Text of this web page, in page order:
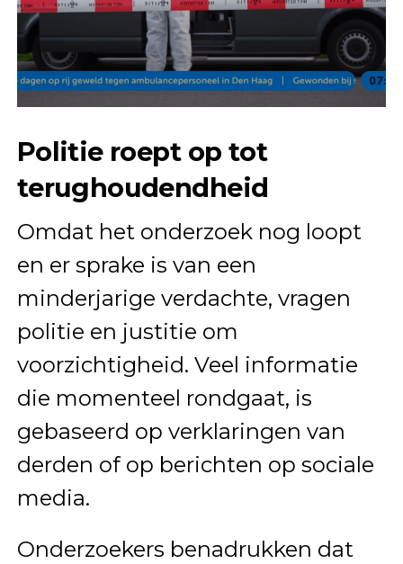
Politie roept op tot
terughoudendheid
Omdat het onderzoek nog loopt
en er sprake is van een
minderjarige verdachte, vragen
politie en justitie om
voorzichtigheid. Veel informatie
die momenteel rondgaat, is
gebaseerd op verklaringen van
derden of op berichten op sociale
media.
Onderzoekers benadrukken dat